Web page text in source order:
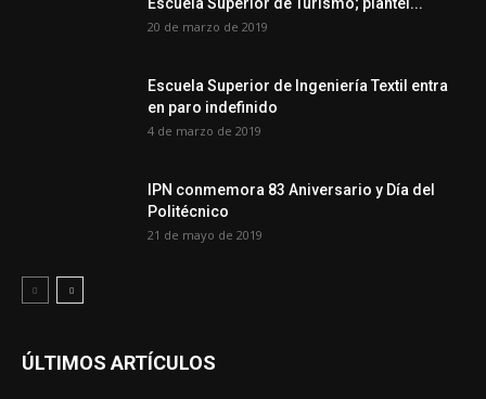
20 de marzo de 2019
Escuela Superior de Ingeniería Textil entra
en paro indefinido
4 de marzo de 2019
IPN conmemora 83 Aniversario y Día del
Politécnico
21 de mayo de 2019
ÚLTIMOS ARTÍCULOS